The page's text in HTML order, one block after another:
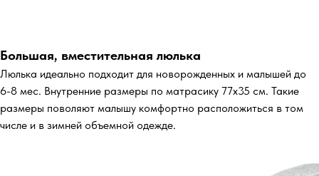
Большая, вместительная люлька
Люлька идеально подходит для новорожденных и малышей до
6-8 мес. Внутренние размеры по матрасику 77х35 см. Такие
размеры поволяют малышу комфортно расположиться в том
числе и в зимней объемной одежде.